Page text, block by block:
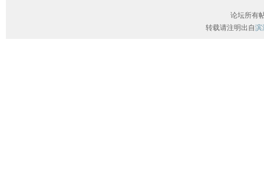
论坛所有
转载请注明出自滨